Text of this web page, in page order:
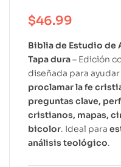
$46.99
Biblia de Estudio de
Tapa dura– Edición
diseñada para ayudar
proclamar la fe
preguntas clave,
cristianos, mapas,
bicolor. Ideal para
análisis teológico.